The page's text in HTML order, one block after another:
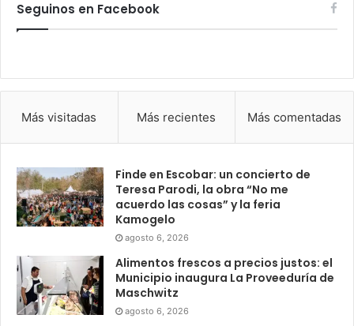
Seguinos en Facebook
Más visitadas Más recientes Más comentadas
Finde en Escobar: un concierto de
Teresa Parodi, la obra “No me
acuerdo las cosas” y la feria
Kamogelo
agosto 6, 2026
Alimentos frescos a precios justos: el
Municipio inaugura La Proveeduría de
Maschwitz
agosto 6, 2026